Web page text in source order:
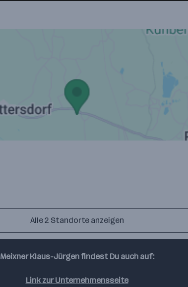
Alle 2 Standorte anzeigen
Meixner Klaus-Jürgen findest Du auch auf:
Link zur Unternehmensseite